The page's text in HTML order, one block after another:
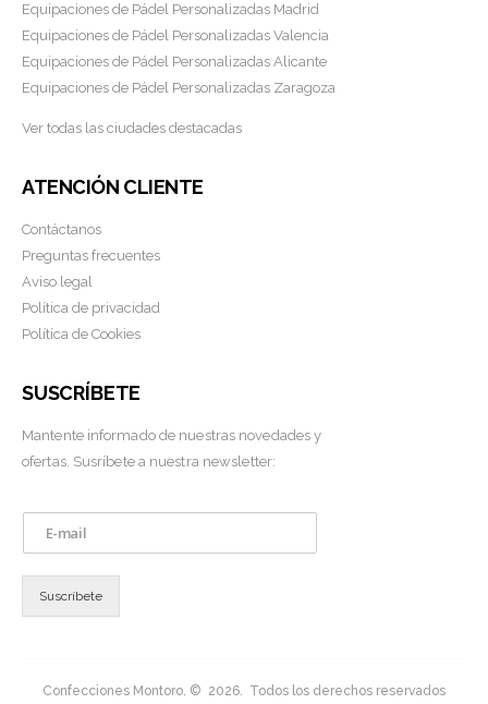
Equipaciones de Pádel Personalizadas Madrid
Equipaciones de Pádel Personalizadas Valencia
Equipaciones de Pádel Personalizadas Alicante
Equipaciones de Pádel Personalizadas Zaragoza
Ver todas las ciudades destacadas
ATENCIÓN CLIENTE
Contáctanos
Preguntas frecuentes
Aviso legal
Política de privacidad
Política de Cookies
SUSCRÍBETE
Mantente informado de nuestras novedades y
ofertas. Susríbete a nuestra newsletter:
Suscríbete
Confecciones Montoro. © 2026. Todos los derechos reservados